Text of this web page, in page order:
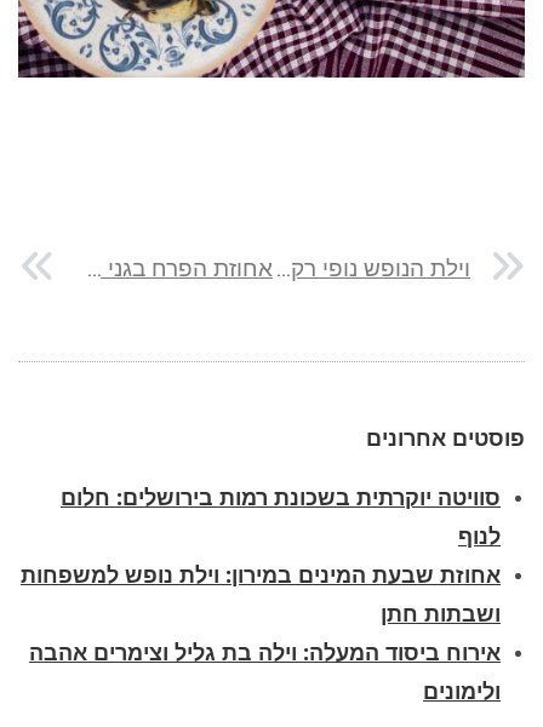
וילת הנופש נופי רקפת בטבריה אחוזת הפרח בגני בדלתון
פוסטים אחרונים
סוויטה יוקרתית בשכונת רמות בירושלים: חלום
לנוף
אחוזת שבעת המינים במירון: וילת נופש למשפחות
ושבתות חתן
אירוח ביסוד המעלה: וילה בת גליל וצימרים אהבה
ולימונים